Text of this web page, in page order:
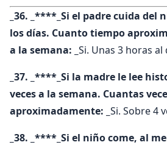
_36. _****_Si el padre cuida
los días. Cuanto tiempo
a la semana: _ Si. Unas 3 horas al
_37. _****_Si la madre le lee
veces a la semana. Cuantas
aproximadamente: _ Si. Sobre 4
_38. _****_Si el niño come, al